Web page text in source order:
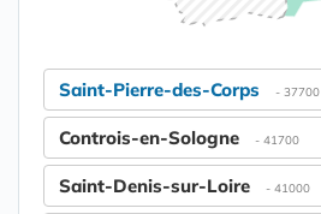
Saint-Pierre-des-Corps - 37700
Controis-en-Sologne - 41700
Saint-Denis-sur-Loire - 41000